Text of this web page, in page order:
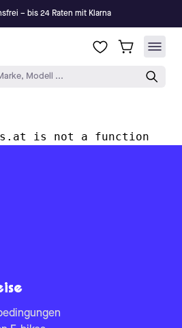
– bis 24 Raten mit Klarna
Modell ...
is not a function